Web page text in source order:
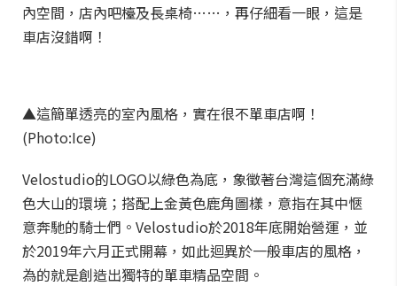
內空間，店內吧檯及長桌椅……，再仔細看一眼，這是
車店沒錯啊！
▲這簡單透亮的室內風格，實在很不單車店啊！
(Photo:Ice)
Velostudio的LOGO以綠色為底，象徵著台灣這個充滿綠
色大山的環境；搭配上金黃色鹿角圖樣，意指在其中愜
意奔馳的騎士們。Velostudio於2018年底開始營運，並
於2019年六月正式開幕，如此迴異於一般車店的風格，
為的就是創造出獨特的單車精品空間。